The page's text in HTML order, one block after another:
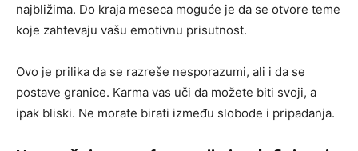
najbližima. Do kraja meseca moguće je da se otvore teme
koje zahtevaju vašu emotivnu prisutnost.
Ovo je prilika da se razreše nesporazumi, ali i da se
postave granice. Karma vas uči da možete biti svoji, a
ipak bliski. Ne morate birati između slobode i pripadanja.